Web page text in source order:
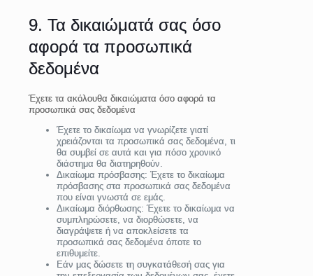
9. Τα δικαιώματά σας όσο
αφορά τα προσωπικά
δεδομένα
Έχετε τα ακόλουθα δικαιώματα όσο αφορά τα
προσωπικά σας δεδομένα
Έχετε το δικαίωμα να γνωρίζετε γιατί
χρειάζονται τα προσωπικά σας δεδομένα, τι
θα συμβεί σε αυτά και για πόσο χρονικό
διάστημα θα διατηρηθούν.
Δικαίωμα πρόσβασης: Έχετε το δικαίωμα
πρόσβασης στα προσωπικά σας δεδομένα
που είναι γνωστά σε εμάς.
Δικαίωμα διόρθωσης: Έχετε το δικαίωμα να
συμπληρώσετε, να διορθώσετε, να
διαγράψετε ή να αποκλείσετε τα
προσωπικά σας δεδομένα όποτε το
επιθυμείτε.
Εάν μας δώσετε τη συγκατάθεσή σας για